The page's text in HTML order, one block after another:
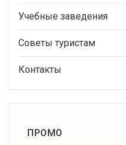
Учебные заведения
Советы туристам
Контакты
ПРОМО